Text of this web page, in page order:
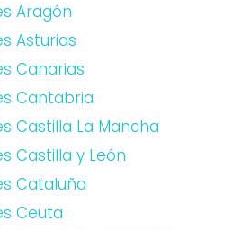
Aragón
Asturias
Canarias
Cantabria
Castilla La Mancha
Castilla y León
Cataluña
Ceuta